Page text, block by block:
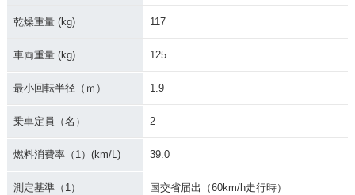
乾燥重量 (kg) 117
車両重量 (kg) 125
最小回転半径（ｍ） 1.9
乗車定員（名） 2
燃料消費率（1）(km/L) 39.0
測定基準（1） 国交省届出（60km/h走行時）